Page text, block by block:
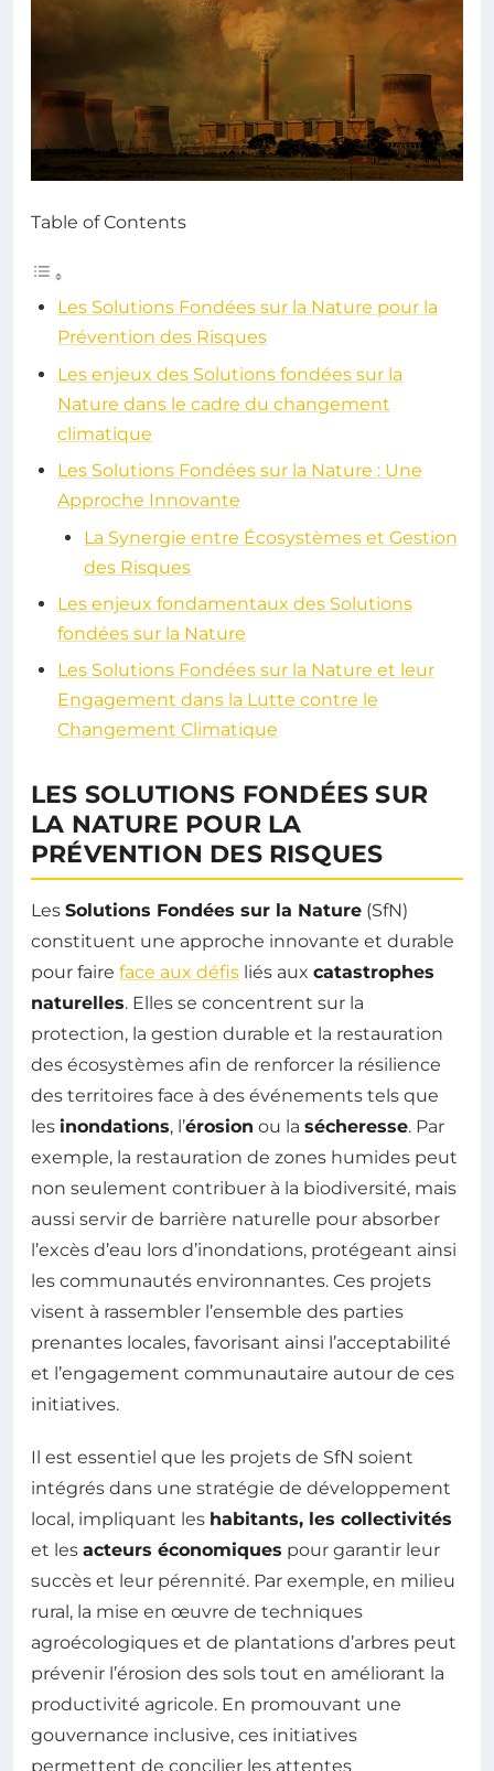
Table of Contents
Les Solutions Fondées sur la Nature pour la
Prévention des Risques
Les enjeux des Solutions fondées sur la
Nature dans le cadre du changement
climatique
Les Solutions Fondées sur la Nature : Une
Approche Innovante
La Synergie entre Écosystèmes et Gestion
des Risques
Les enjeux fondamentaux des Solutions
fondées sur la Nature
Les Solutions Fondées sur la Nature et leur
Engagement dans la Lutte contre le
Changement Climatique
LES SOLUTIONS FONDÉES SUR
LA NATURE POUR LA
PRÉVENTION DES RISQUES
Les Solutions Fondées sur la Nature (SfN)
constituent une approche innovante et durable
pour faire face aux défis liés aux catastrophes
naturelles. Elles se concentrent sur la
protection, la gestion durable et la restauration
des écosystèmes afin de renforcer la résilience
des territoires face à des événements tels que
les inondations, l’érosion ou la sécheresse. Par
exemple, la restauration de zones humides peut
non seulement contribuer à la biodiversité, mais
aussi servir de barrière naturelle pour absorber
l’excès d’eau lors d’inondations, protégeant ainsi
les communautés environnantes. Ces projets
visent à rassembler l’ensemble des parties
prenantes locales, favorisant ainsi l’acceptabilité
et l’engagement communautaire autour de ces
initiatives.
Il est essentiel que les projets de SfN soient
intégrés dans une stratégie de développement
local, impliquant les habitants, les collectivités
et les acteurs économiques pour garantir leur
succès et leur pérennité. Par exemple, en milieu
rural, la mise en œuvre de techniques
agroécologiques et de plantations d’arbres peut
prévenir l’érosion des sols tout en améliorant la
productivité agricole. En promouvant une
gouvernance inclusive, ces initiatives
permettent de concilier les attentes